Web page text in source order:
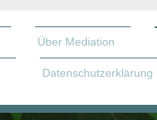
Über Mediation
Datenschutzerklärung